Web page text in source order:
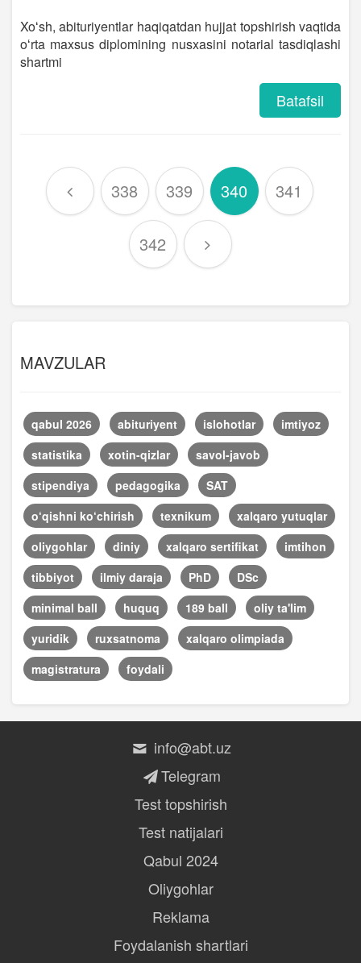
Xoʻsh, abituriyentlar haqiqatdan hujjat topshirish vaqtida
oʻrta maxsus diplomining nusxasini notarial tasdiqlashi
shartmi
Batafsil
338 339 340 341
342
MAVZULAR
qabul 2026 abituriyent islohotlar
imtiyoz
statistika
xotin-qizlar
savol-javob
stipendiya
pedagogika
SAT
o‘qishni ko‘chirish
texnikum
xalqaro yutuqlar
oliygohlar
diniy xalqaro sertifikat
imtihon
tibbiyot
ilmiy daraja PhD
DSc
minimal ball
huquq 189 ball
oliy ta'lim
yuridik
ruxsatnoma
xalqaro olimpiada
magistratura
foydali
info@abt.uz
Telegram
Test topshirish
Test natijalari
Qabul 2024
Oliygohlar
Reklama
Foydalanish shartlari